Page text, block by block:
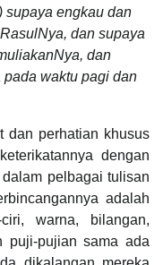
supaya engkau dan
dan supaya
dan
waktu pagi dan
dan perhatian khusus
adalah
warna, bilangan,
puji-pujian sama ada